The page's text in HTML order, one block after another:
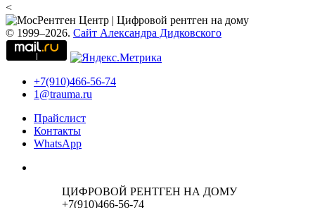
<
© 1999–2026. Сайт Александра Дидковского
+7(910)466-56-74
1@trauma.ru
Прайслист
Контакты
WhatsApp
ЦИФРОВОЙ РЕНТГЕН НА ДОМУ
+7(910)466-56-74